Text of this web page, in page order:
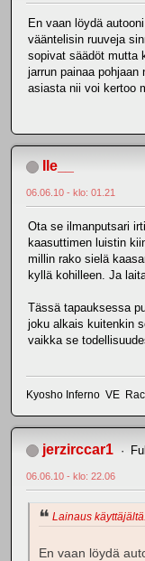
En vaan löydä
vääntelisin ruuveja
sopivat säädöt mutta
jarrun painaa
asiasta nii voi kertoo
Ile__
06.06.10 - klo: 01.21
Ota se ilmanputsari
kaasuttimen luistin
millin rako sielä
kyllä kohilleen. Ja
Tässä tapauksessa
joku alkais kuitenkin
vaikka se
Kyosho Inferno VE
jerzirccar1
06.06.10 - klo: 22.06
Lainaus
En vaan löydä